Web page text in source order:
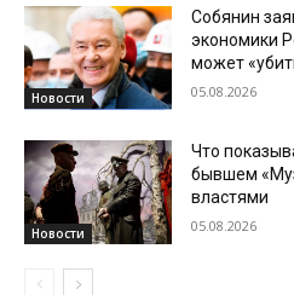
Новости
Собянин
экономики
может
05.08.2026
Новости
Что
бывшем
властями
05.08.2026